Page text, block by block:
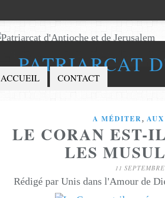
PATRIARCAT
ACCUEIL CONTACT
A MÉDITER,
LE CORAN EST-
LES
11
Rédigé par Unis dans l'Amour de